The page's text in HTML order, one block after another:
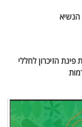
הנשיא
הזיכרון לחללי